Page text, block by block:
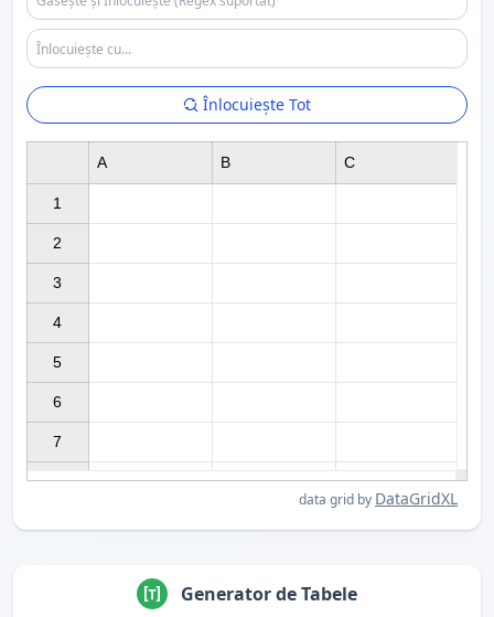
Înlocuiește Tot
data grid by DataGridXL
1
2
3
4
5
6
7
A B C
Generator de Tabele